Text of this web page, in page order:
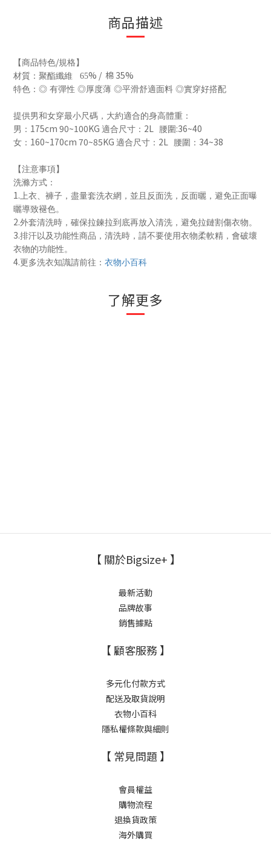
商品描述
【商品特色/規格】
材質：聚酯纖維 65% / 棉 35%
特色： ◎ 有彈性 ◎厚度薄 ◎平滑舒適面料 ◎實穿好搭配
提供男和女穿最小尺碼，大約適合的身高體重：
男： 175cm 90~100KG 適合尺寸： 2L 腰圍 :36~40
女： 160~170cm 70~85KG 適合尺寸： 2L 腰圍： 34~38
【注意事項】
洗滌方式：
1.上衣、褲子，盡量套洗衣網，並且反面洗，反面曬，避免正面曝
曬導致褪色。
2.外套清洗時，確保拉鍊拉到底再放入清洗，避免拉鏈割傷衣物。
3.排汗以及功能性商品，清洗時，請不要使用衣物柔軟精，會破壞
衣物的功能性。
4.更多洗衣知識請前往： 衣物小百科
了解更多
【 關於Bigsize+ 】
最新活動
品牌故事
銷售據點
【 顧客服務 】
多元化付款方式
配送及取貨說明
衣物小百科
隱私權條款與細則
【 常見問題 】
會員權益
購物流程
退換貨政策
海外購買